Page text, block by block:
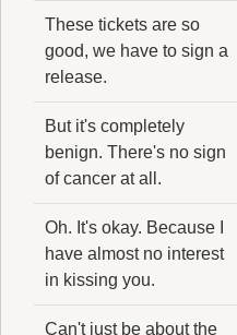
These tickets are so
good, we have to sign a
release.
But it's completely
benign. There's no sign
of cancer at all.
Oh. It's okay. Because I
have almost no interest
in kissing you.
Can't just be about the